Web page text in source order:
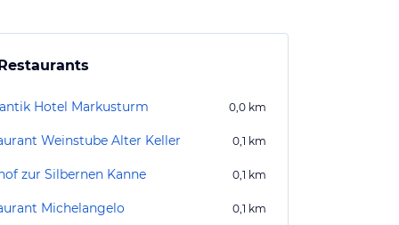
Hotel Markusturm 0,0 km
Weinstube Alter Keller 0,1 km
zur Silbernen Kanne 0,1 km
Michelangelo 0,1 km